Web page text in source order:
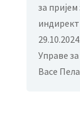
за
Управе
Васе